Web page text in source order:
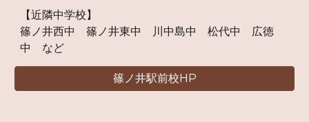
【近隣中学校】
篠ノ井西中 篠ノ井東中 川中島中 松代中 広徳
中 など
篠ノ井駅前校HP